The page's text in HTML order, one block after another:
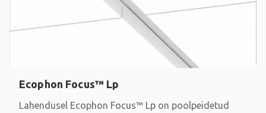
Ecophon Focus™ Lp
Lahendusel Ecophon Focus™ Lp on poolpeidetud